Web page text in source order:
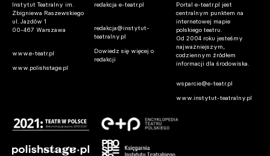
Instytut Teatralny im.
Zbigniewa Raszewskiego
ul. Jazdów 1
00-467 Warszawa
www.e-teatr.pl
www.polishstage.pl
redakcja e-teatr.pl
redakcja@instytut-
teatralny.pl
Dowiedz się więcej o
redakcji
Portal e-teatr.pl jest
centralnym punktem na
internetowej mapie
polskiego teatru.
Od 2004 roku jesteśmy
najważniejszym,
codziennym źródłem
informacji dla środowiska.
wsparcie@e-teatr.pl
www.instytut-teatralny.pl